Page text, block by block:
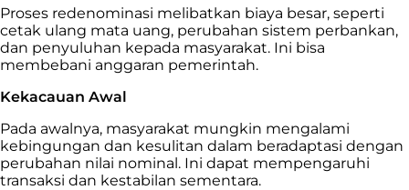
Proses redenominasi melibatkan biaya besar, seperti
cetak ulang mata uang, perubahan sistem perbankan,
dan penyuluhan kepada masyarakat. Ini bisa
membebani anggaran pemerintah.
Kekacauan Awal
Pada awalnya, masyarakat mungkin mengalami
kebingungan dan kesulitan dalam beradaptasi dengan
perubahan nilai nominal. Ini dapat mempengaruhi
transaksi dan kestabilan sementara.